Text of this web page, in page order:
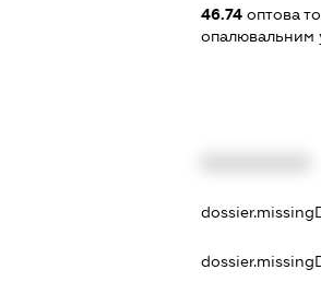
46.74оптова
опалювальним